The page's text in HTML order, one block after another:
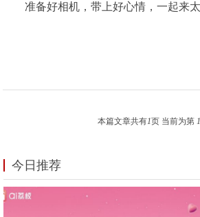
准备好相机，带上好心情，一起来太
本篇文章共有1页 当前为第 1
今日推荐